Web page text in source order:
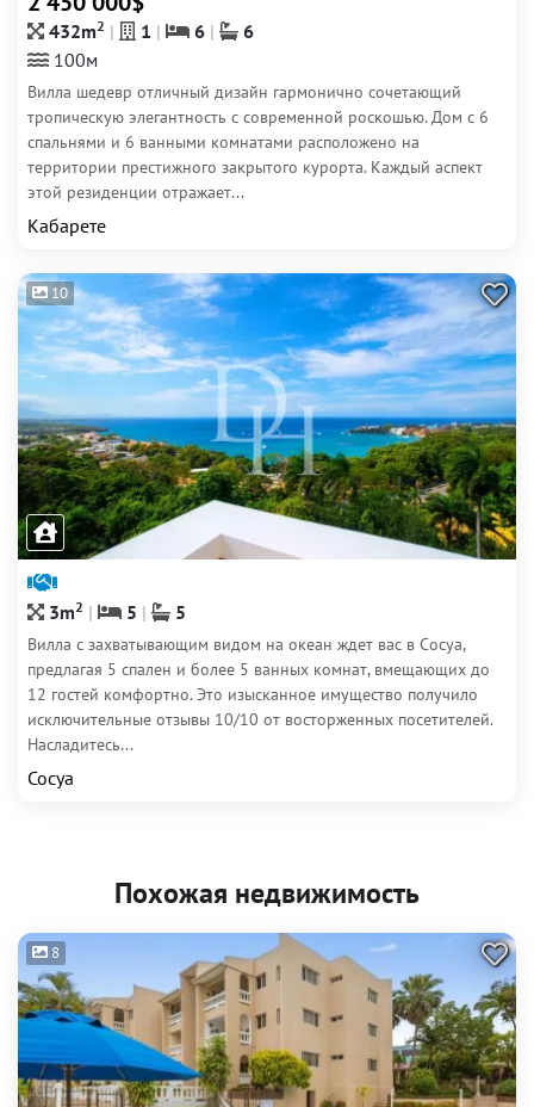
432m2 1 6
6
100м
Вилла шедевр отличный дизайн гармонично сочетающий
тропическую элегантность с современной роскошью. Дом с 6
спальнями и 6 ванными комнатами расположено на
территории престижного закрытого курорта. Каждый аспект
этой резиденции отражает...
Кабарете
10
3m2 5 5
Вилла с захватывающим видом на океан ждет вас в Сосуа,
предлагая 5 спален и более 5 ванных комнат, вмещающих до
12 гостей комфортно. Это изысканное имущество получило
исключительные отзывы 10/10 от восторженных посетителей.
Насладитесь...
Сосуа
Похожая недвижимость
8